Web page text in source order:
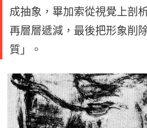
成抽象，畢加索從視覺上剖
再層層遞減，最後把形象削
質」。